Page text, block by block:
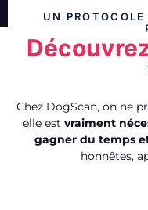
UN
Chez DogScan, on ne
elle est vraiment
gagner du temps
honnêtes,